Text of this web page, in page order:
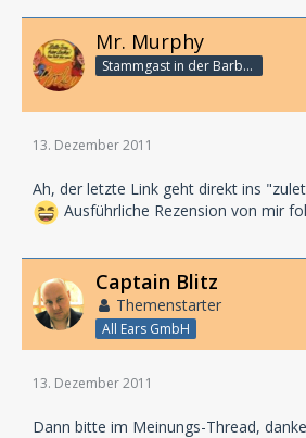
Mr. Murphy
Stammgast in der Barbarabar
13. Dezember 2011
Ah, der letzte Link geht direkt ins
Ausführliche Rezension von mir
Captain Blitz
Themenstarter
All Ears GmbH
13. Dezember 2011
Dann bitte im Meinungs-Thread,